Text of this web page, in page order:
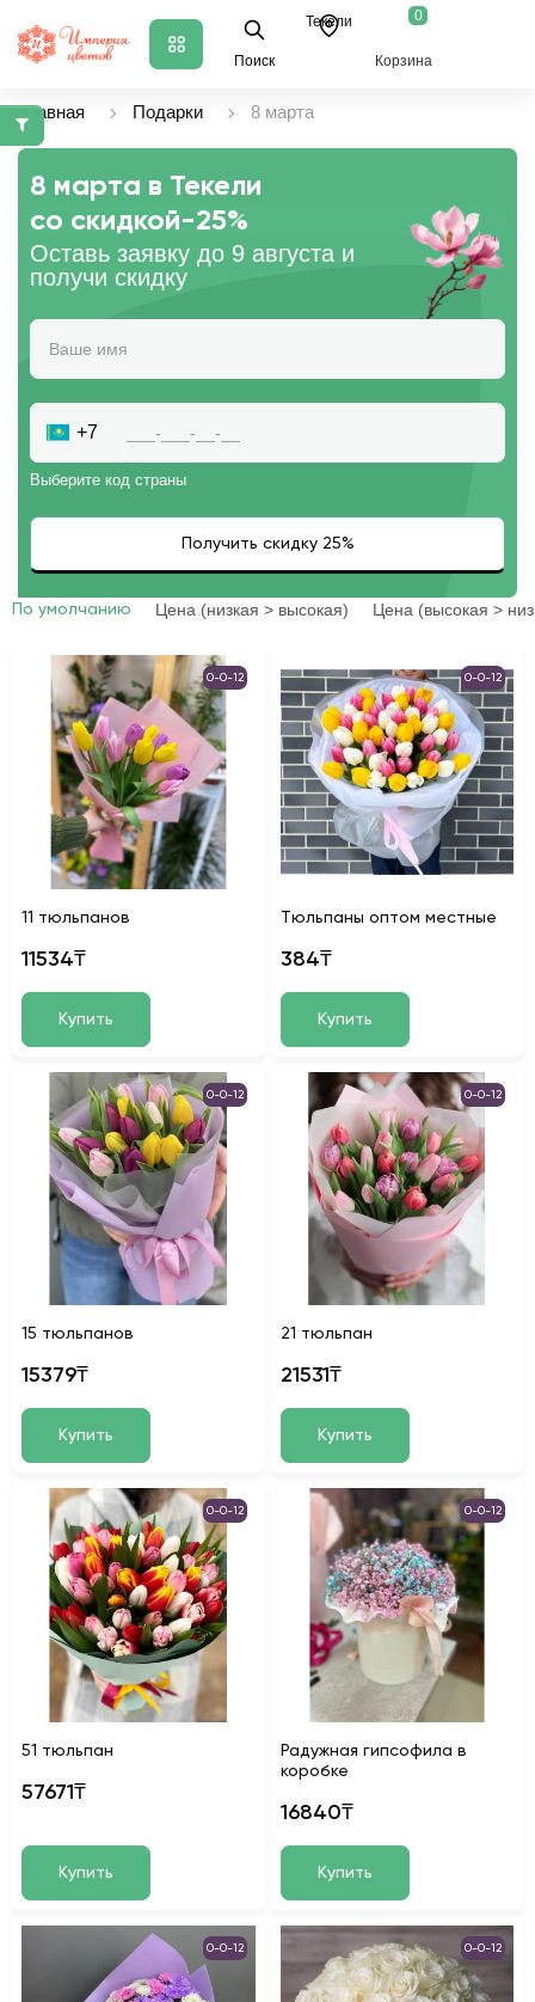
Поиск
Текели 0
Корзина
Главная Подарки 8 марта
8 марта в Текели
со скидкой-25%
Оставь заявку до 9 августа и
получи скидку
+7
Выберите код страны
По умолчанию Цена (низкая > высокая) Цена (высокая >
0-0-12
11 тюльпанов
11534₸
Купить
0-0-12
Тюльпаны оптом местные
384₸
Купить
0-0-12
15 тюльпанов
15379₸
Купить
0-0-12
21 тюльпан
21531₸
Купить
0-0-12
51 тюльпан
57671₸
Купить
0-0-12
Радужная гипсофила в
коробке
16840₸
Купить
0-0-12 0-0-12